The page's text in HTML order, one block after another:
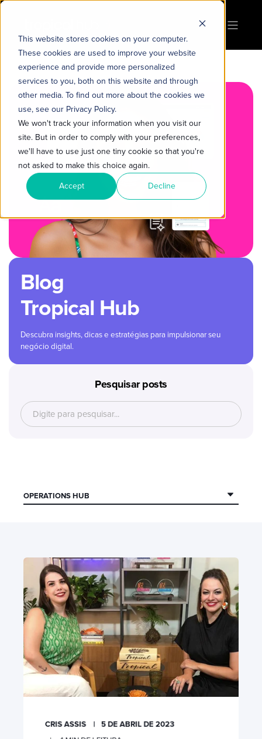
This website stores cookies on your computer.
These cookies are used to improve your website
experience and provide more personalized
services to you, both on this website and through
other media. To find out more about the cookies we
use, see our Privacy Policy.
We won't track your information when you visit our
site. But in order to comply with your preferences,
we'll have to use just one tiny cookie so that you're
not asked to make this choice again.
Accept Decline
Blog
Tropical Hub
Descubra insights, dicas e estratégias para impulsionar seu
negócio digital.
Pesquisar posts
CRIS ASSIS 5 DE ABRIL DE 2023